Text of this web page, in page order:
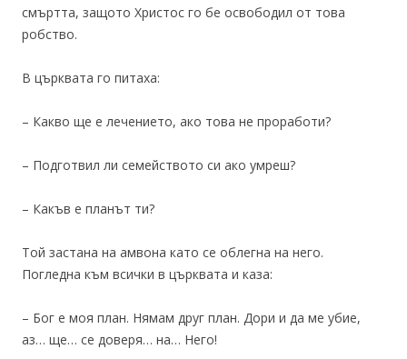
смъртта, защото Христос го бе освободил от това
робство.
В църквата го питаха:
– Какво ще е лечението, ако това не проработи?
– Подготвил ли семейството си ако умреш?
– Какъв е планът ти?
Той застана на амвона като се облегна на него.
Погледна към всички в църквата и каза:
– Бог е моя план. Нямам друг план. Дори и да ме убие,
аз… ще… се доверя… на… Него!